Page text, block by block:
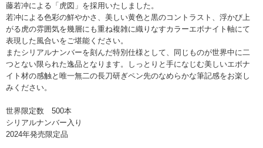
藤若冲による「虎図」を採用いたしました。
若冲による色彩の鮮やかさ、美しい黄色と黒のコントラスト、浮かび上
がる虎の雰囲気を幾層にも重ね複雑に織りなすカラーエボナイト軸にて
表現した風合いをご堪能ください。
またシリアルナンバーを刻んだ特別仕様として、同じものが世界中に二
つとない限られた逸品となります。しっとりと手になじむ美しいエボナ
イト材の感触と唯一無二の長刀研ぎペン先のなめらかな筆記感をお楽し
みください。
世界限定数 500本
シリアルナンバー入り
2024年発売限定品